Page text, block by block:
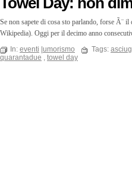
Se non sapete di cosa sto parlando, forse Ã¨
Wikipedia). Oggi per il decimo anno
In: eventi umorismo Tags:
quarantadue , towel day